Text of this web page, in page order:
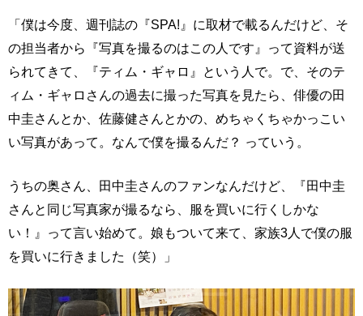
「僕は今度、週刊誌の『SPA!』に取材で載るんだけど、そ
の担当者から『写真を撮るのはこの人です』って資料が送
られてきて、『ティム・ギャロ』という人で。で、そのテ
ィム・ギャロさんの過去に撮った写真を見たら、俳優の田
中圭さんとか、佐藤健さんとかの、めちゃくちゃかっこい
い写真があって。なんで僕を撮るんだ？ っていう。
うちの奥さん、田中圭さんのファンなんだけど、『田中圭
さんと同じ写真家が撮るなら、服を買いに行くしかな
い！』って言い始めて。娘もついて来て、家族3人で僕の服
を買いに行きました（笑）」